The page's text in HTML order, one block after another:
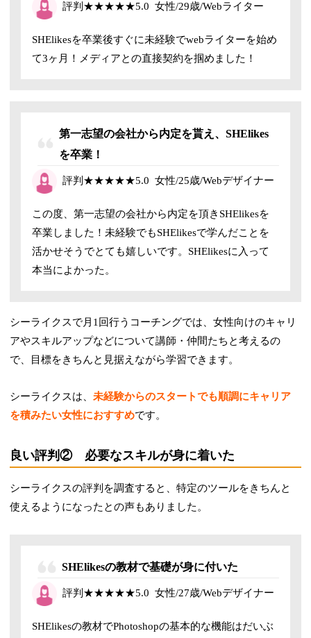
評判 ★★★★★5.0 女性/29歳/Webライター
SHElikesを卒業後すぐに未経験でwebライターを始め
て3ヶ月！メディアとの直接契約を掴めました！
第一志望の会社から内定を貰え、SHElikes
を卒業！
評判 ★★★★★5.0 女性/25歳/Webデザイナー
この度、第一志望の会社から内定を頂きSHElikesを
卒業しました！未経験でもSHElikesで学んだことを
活かせそうでとても嬉しいです。SHElikesに入って
本当によかった。
シーライクスで月1回行うコーチングでは、女性向けのキャリ
アやスキルアップなどについて講師・仲間たちと考えるの
で、目標をきちんと見据えながら学習できます。
シーライクスは、未経験からのスタートでも順調にキャリア
を積みたい女性におすすめです。
良い評判② 必要なスキルが身に着いた
シーライクスの評判を調査すると、特定のツールをきちんと
使えるようになったとの声もありました。
SHElikesの教材で基礎が身に付いた
評判 ★★★★★5.0 女性/27歳/Webデザイナー
SHElikesの教材でPhotoshopの基本的な機能はだいぶ